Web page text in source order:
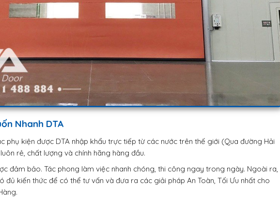
Nhanh DTA
phụ kiện được DTA nhập khẩu trực tiếp từ các nước trên thế giới (Qua đường Hải
rẻ, chất lượng và chính hãng hàng đầu.
đảm bảo. Tác phong làm việc nhanh chóng, thi công ngay trong ngày. Ngoài ra,
đủ kiến thức để có thể tư vấn và đưa ra các giải pháp An Toàn, Tối Ưu nhất cho